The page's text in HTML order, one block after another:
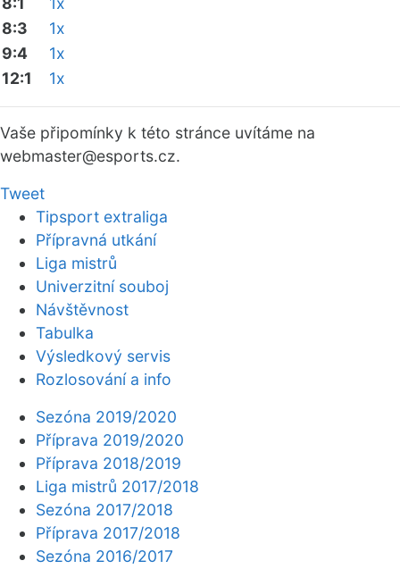
8:3
1x
9:4
1x
12:1
1x
Vaše připomínky k této stránce uvítáme na
webmaster@esports.cz.
Tweet
Tipsport extraliga
Přípravná utkání
Liga mistrů
Univerzitní souboj
Návštěvnost
Tabulka
Výsledkový servis
Rozlosování a info
Sezóna 2019/2020
Příprava 2019/2020
Příprava 2018/2019
Liga mistrů 2017/2018
Sezóna 2017/2018
Příprava 2017/2018
Sezóna 2016/2017